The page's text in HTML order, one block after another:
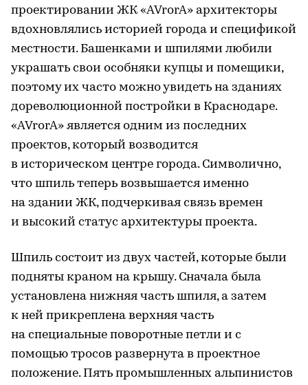
проектировании ЖК «AVrorA» архитекторы
вдохновлялись историей города и спецификой
местности. Башенками и шпилями любили
украшать свои особняки купцы и помещики,
поэтому их часто можно увидеть на зданиях
дореволюционной постройки в Краснодаре.
«AVrorA» является одним из последних
проектов, который возводится
в историческом центре города. Символично,
что шпиль теперь возвышается именно
на здании ЖК, подчеркивая связь времен
и высокий статус архитектуры проекта.
Шпиль состоит из двух частей, которые были
подняты краном на крышу. Сначала была
установлена нижняя часть шпиля, а затем
к ней прикреплена верхняя часть
на специальные поворотные петли и с
помощью тросов развернута в проектное
положение. Пять промышленных альпинистов